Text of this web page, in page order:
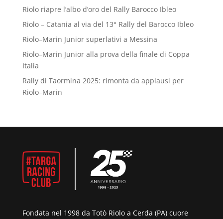
Riolo riapre l’albo d’oro del Rally Barocco Ibleo
Riolo – Catania al via del 13° Rally del Barocco Ibleo
Riolo–Marin Junior superlativi a Messina
Riolo–Marin Junior alla prova della finale di Coppa
Italia
Rally di Taormina 2025: rimonta da applausi per
Riolo–Marin
Fondata nel 1998 da Totò Riolo a Cerda (PA) cuore